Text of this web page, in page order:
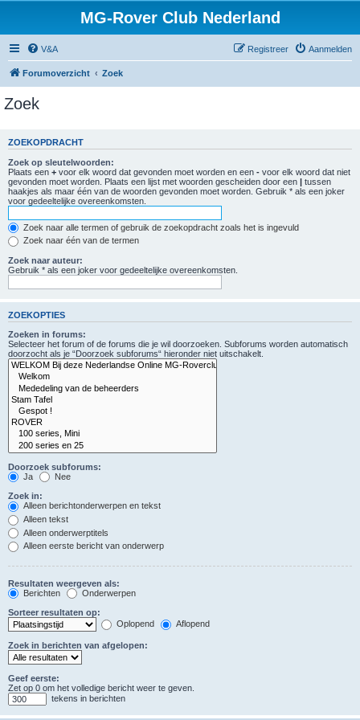
MG-Rover Club Nederland
V&A Aanmelden
Registreer
Forumoverzicht Zoek
Zoek
ZOEKOPDRACHT
Zoek op sleutelwoorden:
Plaats een + voor elk woord dat gevonden moet worden en een - voor elk woord dat niet
gevonden moet worden. Plaats een lijst met woorden gescheiden door een | tussen
haakjes als maar één van de woorden gevonden moet worden. Gebruik * als een joker
voor gedeeltelijke overeenkomsten.
Zoek naar alle termen of gebruik de zoekopdracht zoals het is ingevuld
Zoek naar één van de termen
Zoek naar auteur:
Gebruik * als een joker voor gedeeltelijke overeenkomsten.
ZOEKOPTIES
Zoeken in forums:
Selecteer het forum of de forums die je wil doorzoeken. Subforums worden automatisch
doorzocht als je “Doorzoek subforums“ hieronder niet uitschakelt.
Doorzoek subforums:
Ja
Nee
Zoek in:
Alleen berichtonderwerpen en tekst
Alleen tekst
Alleen onderwerptitels
Alleen eerste bericht van onderwerp
Resultaten weergeven als:
Berichten
Onderwerpen
Sorteer resultaten op:
Oplopend
Aflopend
Zoek in berichten van afgelopen:
Geef eerste:
Zet op 0 om het volledige bericht weer te geven.
tekens in berichten